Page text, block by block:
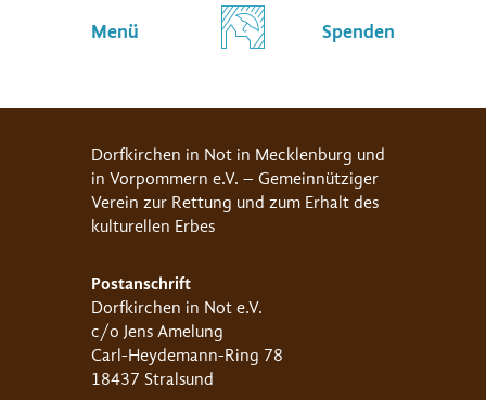
Menü Spenden
Dorfkirchen in Not in Mecklenburg und
in Vorpommern e.V. – Gemeinnütziger
Verein zur Rettung und zum Erhalt des
kulturellen Erbes
Postanschrift
Dorfkirchen in Not e.V.
c/o Jens Amelung
Carl-Heydemann-Ring 78
18437 Stralsund